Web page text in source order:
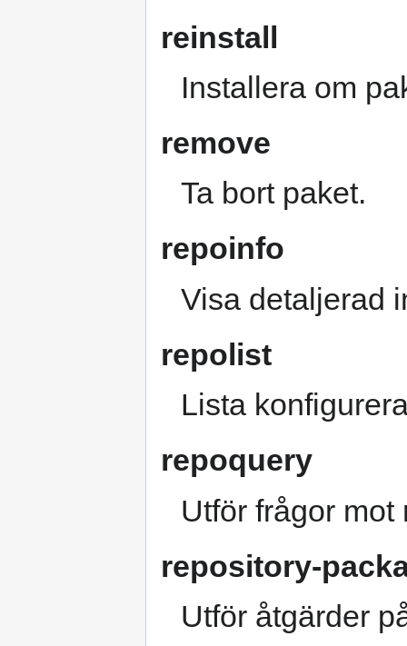
reinstall
Installera om
remove
Ta bort paket.
repoinfo
Visa detaljerad
repolist
Lista
repoquery
Utför frågor
repository-
Utför åtgärder